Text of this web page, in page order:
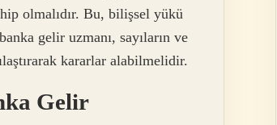
olmalıdır. Bu, bilişsel yükü
gelir uzmanı, sayıların ve
kararlar alabilmelidir.
Gelir